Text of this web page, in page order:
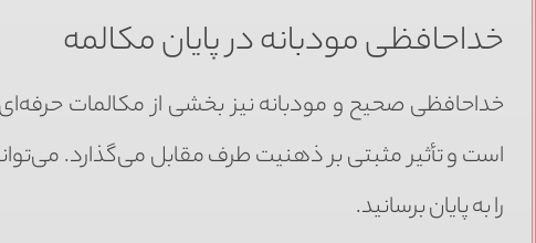
خداحافظی مودبانه در پایان مکالمه
خداحافظی صحیح و مودبانه نیز بخشی از مکالمات
است و تأثیر مثبتی بر ذهنیت طرف مقابل می‌گذارد.
را به پایان برسانید.